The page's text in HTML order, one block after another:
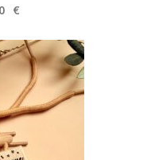
€